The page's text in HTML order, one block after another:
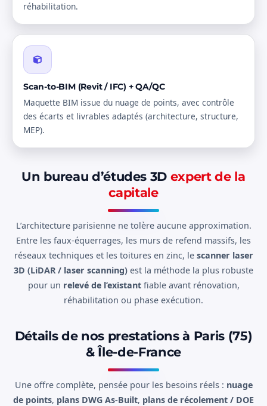
réhabilitation.
Scan-to-BIM (Revit / IFC) + QA/QC
Maquette BIM issue du nuage de points, avec contrôle
des écarts et livrables adaptés (architecture, structure,
MEP).
Un bureau d’études 3D expert de la
capitale
L’architecture parisienne ne tolère aucune approximation.
Entre les faux-équerrages, les murs de refend massifs, les
réseaux techniques et les toitures en zinc, le scanner laser
3D (LiDAR / laser scanning) est la méthode la plus robuste
pour un relevé de l’existantfiable avant rénovation,
réhabilitation ou phase exécution.
Détails de nos prestations à Paris (75)
& Île-de-France
Une offre complète, pensée pour les besoins réels : nuage
de points, plans DWG As-Built, plans de récolement / DOE